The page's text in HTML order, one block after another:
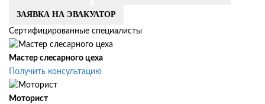
ЗАЯВКА НА ЭВАКУАТОР
Сертифицированные специалисты
Мастер слесарного цеха
Получить консультацию
Моторист